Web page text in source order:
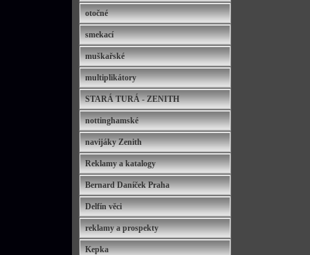
otočné
smekací
muškařské
multiplikátory
STARÁ TURÁ - ZENITH
nottinghamské
navijáky Zenith
Reklamy a katalogy
Bernard Daníček Praha
Delfín věci
reklamy a prospekty
Kepka